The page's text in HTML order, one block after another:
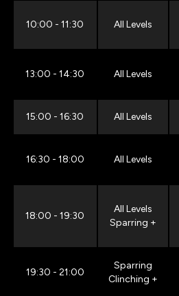
10:00 - 11:30 All Levels
13:00 - 14:30 All Levels
15:00 - 16:30 All Levels
16:30 - 18:00 All Levels
18:00 - 19:30
All Levels
Sparring +
19:30 - 21:00
Sparring
Clinching +